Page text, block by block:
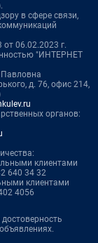
в сфере связи,
06.02.2023 г.
"ИНТЕРНЕТ
Павловна
д. 76, офис 214,
органов:
клиентами
640 34 32
клиентами
4056